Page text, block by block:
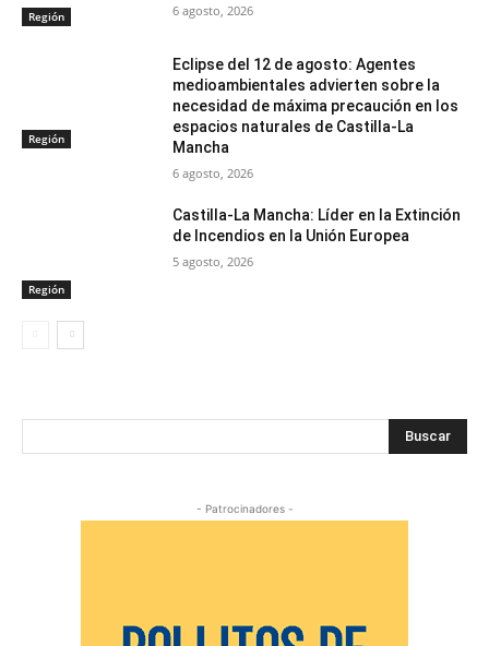
Región 6 agosto, 2026
Región
Eclipse del 12 de agosto: Agentes
medioambientales advierten sobre la
necesidad de máxima precaución en los
espacios naturales de Castilla-La
Mancha
6 agosto, 2026
Región
Castilla-La Mancha: Líder en la Extinción
de Incendios en la Unión Europea
5 agosto, 2026
Buscar
- Patrocinadores -